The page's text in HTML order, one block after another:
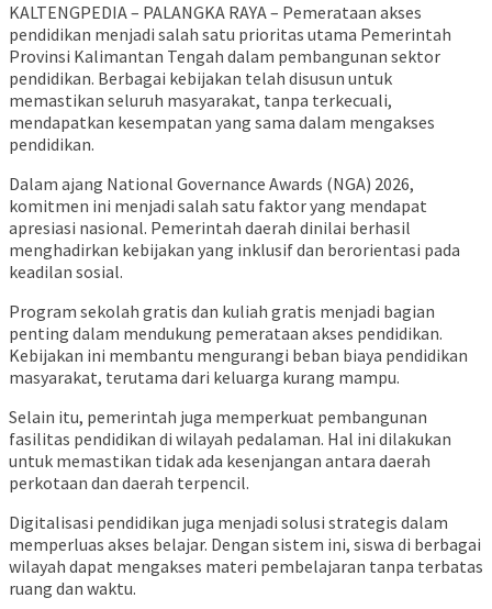
KALTENGPEDIA – PALANGKA RAYA – Pemerataan akses
pendidikan menjadi salah satu prioritas utama Pemerintah
Provinsi Kalimantan Tengah dalam pembangunan sektor
pendidikan. Berbagai kebijakan telah disusun untuk
memastikan seluruh masyarakat, tanpa terkecuali,
mendapatkan kesempatan yang sama dalam mengakses
pendidikan.
Dalam ajang National Governance Awards (NGA) 2026,
komitmen ini menjadi salah satu faktor yang mendapat
apresiasi nasional. Pemerintah daerah dinilai berhasil
menghadirkan kebijakan yang inklusif dan berorientasi pada
keadilan sosial.
Program sekolah gratis dan kuliah gratis menjadi bagian
penting dalam mendukung pemerataan akses pendidikan.
Kebijakan ini membantu mengurangi beban biaya pendidikan
masyarakat, terutama dari keluarga kurang mampu.
Selain itu, pemerintah juga memperkuat pembangunan
fasilitas pendidikan di wilayah pedalaman. Hal ini dilakukan
untuk memastikan tidak ada kesenjangan antara daerah
perkotaan dan daerah terpencil.
Digitalisasi pendidikan juga menjadi solusi strategis dalam
memperluas akses belajar. Dengan sistem ini, siswa di berbagai
wilayah dapat mengakses materi pembelajaran tanpa terbatas
ruang dan waktu.